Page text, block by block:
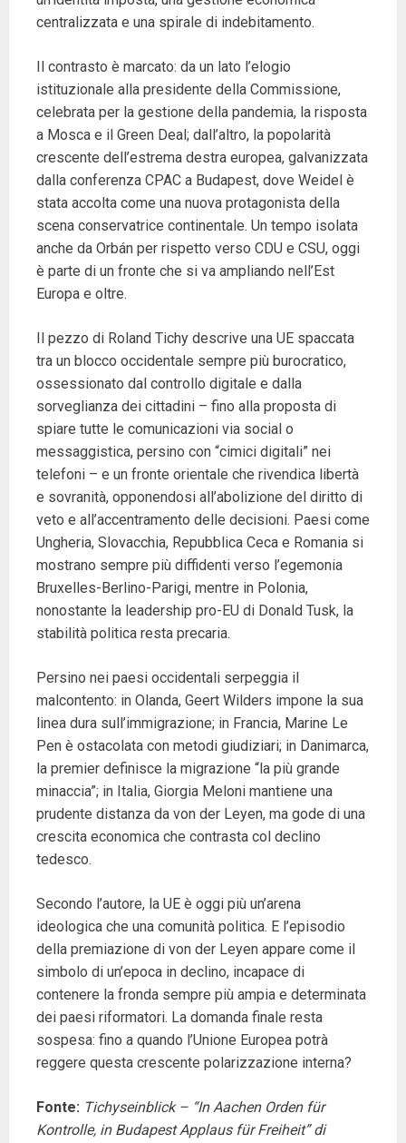
centralizzata e una spirale di indebitamento.
Il contrasto è marcato: da un lato l’elogio
istituzionale alla presidente della Commissione,
celebrata per la gestione della pandemia, la risposta
a Mosca e il Green Deal; dall’altro, la popolarità
crescente dell’estrema destra europea, galvanizzata
dalla conferenza CPAC a Budapest, dove Weidel è
stata accolta come una nuova protagonista della
scena conservatrice continentale. Un tempo isolata
anche da Orbán per rispetto verso CDU e CSU, oggi
è parte di un fronte che si va ampliando nell’Est
Europa e oltre.
Il pezzo di Roland Tichy descrive una UE spaccata
tra un blocco occidentale sempre più burocratico,
ossessionato dal controllo digitale e dalla
sorveglianza dei cittadini – fino alla proposta di
spiare tutte le comunicazioni via social o
messaggistica, persino con “cimici digitali” nei
telefoni – e un fronte orientale che rivendica libertà
e sovranità, opponendosi all’abolizione del diritto di
veto e all’accentramento delle decisioni. Paesi come
Ungheria, Slovacchia, Repubblica Ceca e Romania si
mostrano sempre più diffidenti verso l’egemonia
Bruxelles-Berlino-Parigi, mentre in Polonia,
nonostante la leadership pro-EU di Donald Tusk, la
stabilità politica resta precaria.
Persino nei paesi occidentali serpeggia il
malcontento: in Olanda, Geert Wilders impone la sua
linea dura sull’immigrazione; in Francia, Marine Le
Pen è ostacolata con metodi giudiziari; in Danimarca,
la premier definisce la migrazione “la più grande
minaccia”; in Italia, Giorgia Meloni mantiene una
prudente distanza da von der Leyen, ma gode di una
crescita economica che contrasta col declino
tedesco.
Secondo l’autore, la UE è oggi più un’arena
ideologica che una comunità politica. E l’episodio
della premiazione di von der Leyen appare come il
simbolo di un’epoca in declino, incapace di
contenere la fronda sempre più ampia e determinata
dei paesi riformatori. La domanda finale resta
sospesa: fino a quando l’Unione Europea potrà
reggere questa crescente polarizzazione interna?
Fonte: Tichyseinblick – “In Aachen Orden für
Kontrolle, in Budapest Applaus für Freiheit” di